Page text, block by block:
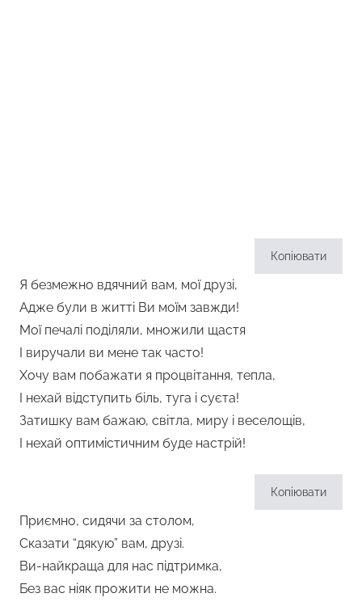
Копіювати
Я безмежно вдячний вам, мої друзі,
Адже були в житті Ви моїм завжди!
Мої печалі поділяли, множили щастя
І виручали ви мене так часто!
Хочу вам побажати я процвітання, тепла,
І нехай відступить біль, туга і суєта!
Затишку вам бажаю, світла, миру і веселощів,
І нехай оптимістичним буде настрій!
Копіювати
Приємно, сидячи за столом,
Сказати “дякую” вам, друзі.
Ви-найкраща для нас підтримка,
Без вас ніяк прожити не можна.